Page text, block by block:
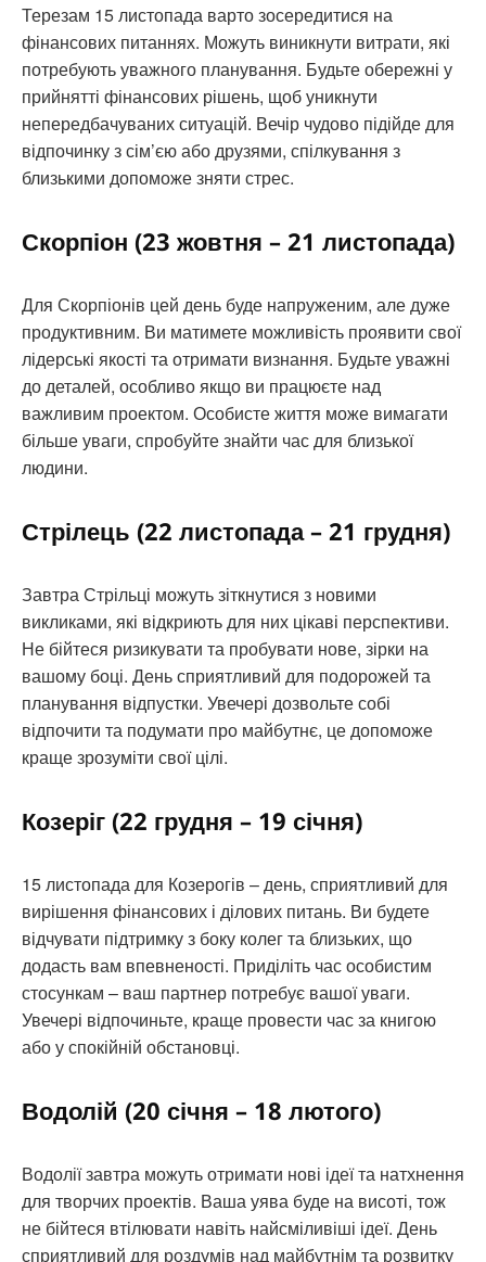
Терезам 15 листопада варто зосередитися на
фінансових питаннях. Можуть виникнути витрати, які
потребують уважного планування. Будьте обережні у
прийнятті фінансових рішень, щоб уникнути
непередбачуваних ситуацій. Вечір чудово підійде для
відпочинку з сім’єю або друзями, спілкування з
близькими допоможе зняти стрес.
Скорпіон (23 жовтня – 21 листопада)
Для Скорпіонів цей день буде напруженим, але дуже
продуктивним. Ви матимете можливість проявити свої
лідерські якості та отримати визнання. Будьте уважні
до деталей, особливо якщо ви працюєте над
важливим проектом. Особисте життя може вимагати
більше уваги, спробуйте знайти час для близької
людини.
Стрілець (22 листопада – 21 грудня)
Завтра Стрільці можуть зіткнутися з новими
викликами, які відкриють для них цікаві перспективи.
Не бійтеся ризикувати та пробувати нове, зірки на
вашому боці. День сприятливий для подорожей та
планування відпустки. Увечері дозвольте собі
відпочити та подумати про майбутнє, це допоможе
краще зрозуміти свої цілі.
Козеріг (22 грудня – 19 січня)
15 листопада для Козерогів – день, сприятливий для
вирішення фінансових і ділових питань. Ви будете
відчувати підтримку з боку колег та близьких, що
додасть вам впевненості. Приділіть час особистим
стосункам – ваш партнер потребує вашої уваги.
Увечері відпочиньте, краще провести час за книгою
або у спокійній обстановці.
Водолій (20 січня – 18 лютого)
Водолії завтра можуть отримати нові ідеї та натхнення
для творчих проектів. Ваша уява буде на висоті, тож
не бійтеся втілювати навіть найсміливіші ідеї. День
сприятливий для роздумів над майбутнім та розвитку